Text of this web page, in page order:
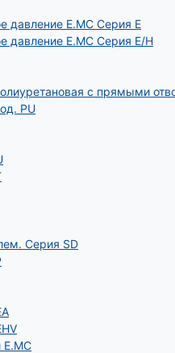
давление E.MC Серия E
давление E.MC Серия E/H
с прямыми
РU
Серия SD